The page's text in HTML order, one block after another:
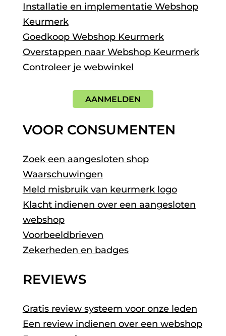
Installatie en implementatie Webshop
Keurmerk
Goedkoop Webshop Keurmerk
Overstappen naar Webshop Keurmerk
Controleer je webwinkel
AANMELDEN
VOOR CONSUMENTEN
Zoek een aangesloten shop
Waarschuwingen
Meld misbruik van keurmerk logo
Klacht indienen over een aangesloten
webshop
Voorbeeldbrieven
Zekerheden en badges
REVIEWS
Gratis review systeem voor onze leden
Een review indienen over een webshop